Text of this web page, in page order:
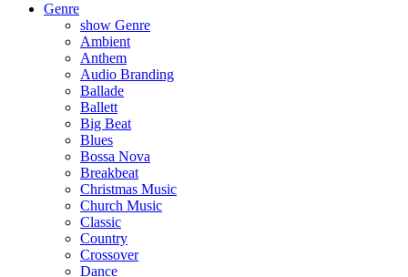
Genre
show Genre
Ambient
Anthem
Audio Branding
Ballade
Ballett
Big Beat
Blues
Bossa Nova
Breakbeat
Christmas Music
Church Music
Classic
Country
Crossover
Dance